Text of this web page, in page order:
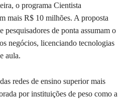
o programa Cientista
mais R$ 10 milhões. A proposta
pesquisadores de ponta assumam o
negócios, licenciando tecnologias
aula.
redes de ensino superior mais
por instituições de peso como a